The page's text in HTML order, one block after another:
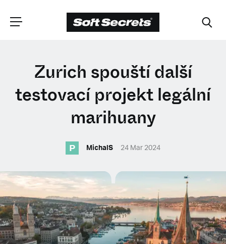
ZVOLTE SVOU
POZICI
English (United Kingdom)
English (United States)
Spanish (Spain)
Spanish (Latin America)
Zurich spouští další
testovací projekt legální
marihuany
P MichalS 24 Mar 2024